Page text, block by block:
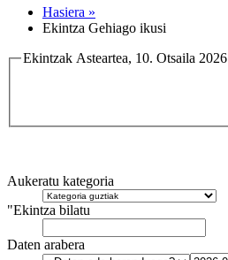
Hasiera »
Ekintza Gehiago ikusi
Ekintzak Asteartea, 10. Otsaila 2026
Aukeratu kategoria
"Ekintza bilatu
Daten arabera